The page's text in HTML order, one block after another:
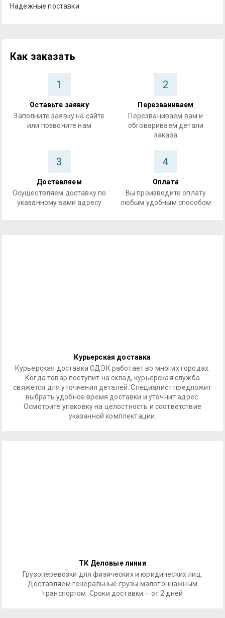
Надежные поставки
Как заказать
1
Оставьте заявку
Заполните заявку на сайте
или позвоните нам
2
Перезваниваем
Перезваниваем вам и
обговариваем детали
заказа
3
Доставляем
Осуществляем доставку по
указанному вами адресу
4
Оплата
Вы производите оплату
любым удобным способом
Курьерская доставка
Курьерская доставка СДЭК работает во многих городах.
Когда товар поступит на склад, курьерская служба
свяжется для уточнения деталей. Специалист предложит
выбрать удобное время доставки и уточнит адрес.
Осмотрите упаковку на целостность и соответствие
указанной комплектации.
ТК Деловые линии
Грузоперевозки для физических и юридических лиц.
Доставляем генеральные грузы малотоннажным
транспортом. Сроки доставки – от 2 дней